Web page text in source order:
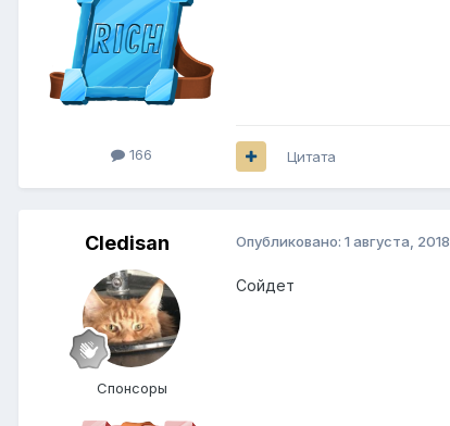
166 Цитата
Cledisan
Спонсоры
Опубликовано: 1 августа, 2018
Сойдет